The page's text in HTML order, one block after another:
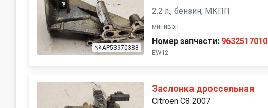
№ AP53970388
2.2 л., бензин, МКПП
минивэн
Номер запчасти: 9632517010
EW12
Заслонка дроссельная
Citroen C8 2007